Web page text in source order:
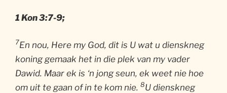
1 Kon 3:7-9;
7En nou, Here my God, dit is U wat u dienskneg
koning gemaak het in die plek van my vader
Dawid. Maar ek is ‘n jong seun, ek weet nie hoe
om uit te gaan of in te kom nie. 8U dienskneg